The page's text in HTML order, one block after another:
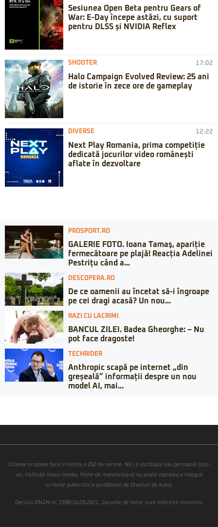
Sesiunea Open Beta pentru Gears of
War: E-Day începe astăzi, cu suport
pentru DLSS și NVIDIA Reflex
SHOOTER 17:02
Halo Campaign Evolved Review: 25 ani
de istorie în zece ore de gameplay
DIVERSE 12:22
Next Play Romania, prima competiție
dedicată jocurilor video românești
aflate în dezvoltare
PROSPORT.RO
GALERIE FOTO. Ioana Tamaş, apariție
fermecătoare pe plajă! Reacția Adelinei
Pestrițu când a...
DESCOPERA.RO
De ce oamenii au încetat să-i îngroape
pe cei dragi acasă? Un nou...
RAZI CU LACRIMI
BANCUL ZILEI. Badea Gheorghe: – Nu
pot face dragoste!
TECHRIDER
Anthropic scapă pe internet „din
greșeală” informații despre un nou
model AI, mai...
Citarea se poate face în limita a 250 de semne. Nici o instituţie sau persoană (site-
uri, instituţii mass-media, firme de monitorizare) nu poate reproduce integral
scrierile publicistice purtătoare de Drepturi de Autor.
Decizia ONJN nr. 1598/16.09.2021. Jocurile de noroc sunt interzise minorilor.